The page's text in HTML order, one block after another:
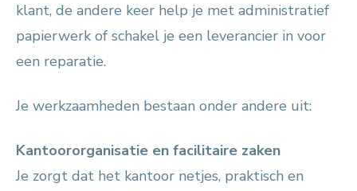
klant, de andere keer help je met administratief
papierwerk of schakel je een leverancier in voor
een reparatie.
Je werkzaamheden bestaan onder andere uit:
Kantoororganisatie en facilitaire zaken
Je zorgt dat het kantoor netjes, praktisch en